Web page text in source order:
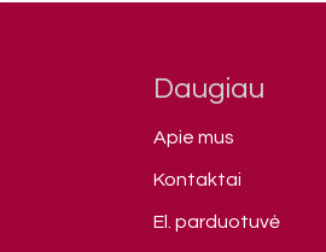
Daugiau
Apie mus
Kontaktai
El. parduotuvė